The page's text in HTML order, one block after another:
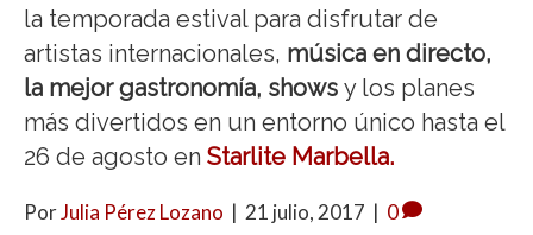
la temporada estival para disfrutar de
artistas internacionales, música en directo,
la mejor gastronomía, shows y los planes
más divertidos en un entorno único hasta el
26 de agosto en Starlite Marbella.
PorJulia Pérez Lozano | 21 julio, 2017 | 0